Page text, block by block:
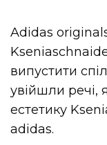
Adidas
випустити
увійшли речі,
естетику
adidas.